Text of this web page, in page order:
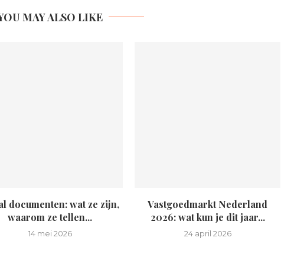
MAY ALSO LIKE
documenten: wat ze zijn,
waarom ze tellen...
14 mei 2026
Vastgoedmarkt Nederland
2026: wat kun je dit jaar...
24 april 2026